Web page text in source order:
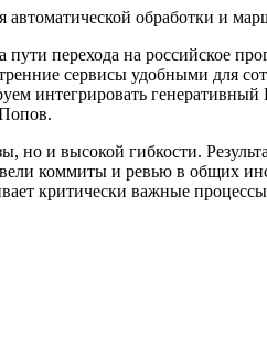
обработки и
перехода на российское
сервисы удобными для
интегрировать
и высокой гибкости.
коммиты и ревью в общих
критически важные